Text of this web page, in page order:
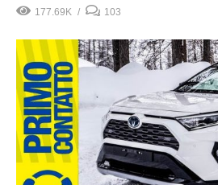
177.69K 103